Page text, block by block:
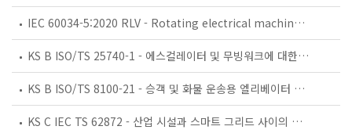
IEC 60034-5:2020 RLV - Rotating electrical machines - Part 5: Degrees of protection provided by the integral design of rotating electrical machines (IP code) - Classification
KS B ISO/TS 25740-1 - 에스컬레이터 및 무빙워크에 대한 안전요건 — 제1부: 세계공통 필수 안전요건(GESRs)
KS B ISO/TS 8100-21 - 승객 및 화물 운송용 엘리베이터 —제21부: 세계공통 필수안전요건(GESRs)을 충족하는 세계공통 안전 파라미터(GSPs)
KS C IEC TS 62872 - 산업 시설과 스마트 그리드 사이의 산업 공정 측정, 제어 및 자동화 시스템 인터페이스